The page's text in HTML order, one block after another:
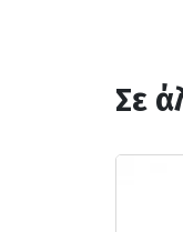
Σε